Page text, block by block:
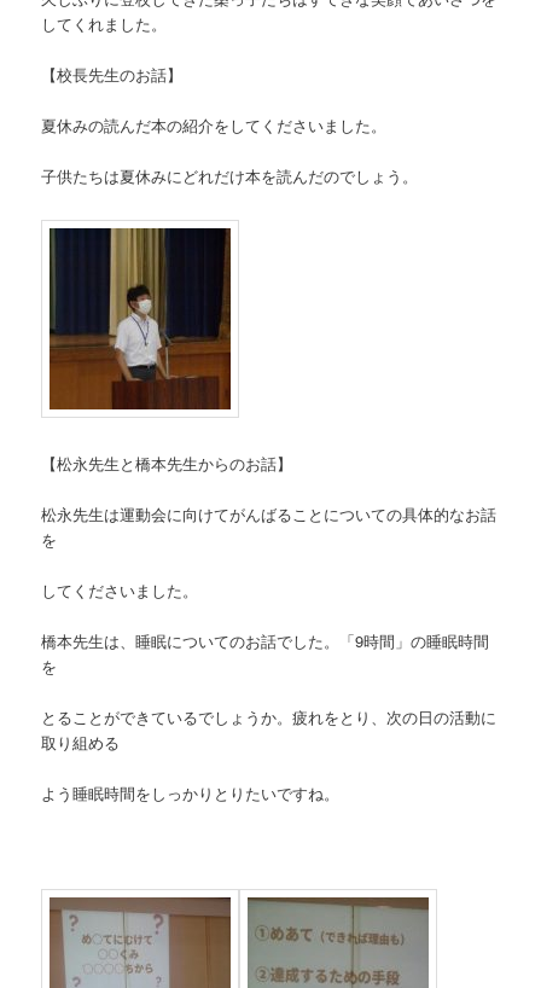
してくれました。
【校長先生のお話】
夏休みの読んだ本の紹介をしてくださいました。
子供たちは夏休みにどれだけ本を読んだのでしょう。
【松永先生と橋本先生からのお話】
松永先生は運動会に向けてがんばることについての具体的なお話
を
してくださいました。
橋本先生は、睡眠についてのお話でした。「9時間」の睡眠時間
を
とることができているでしょうか。疲れをとり、次の日の活動に
取り組める
よう睡眠時間をしっかりとりたいですね。